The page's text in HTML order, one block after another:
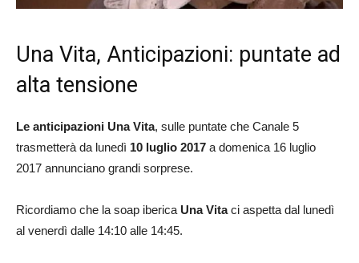
Una Vita, Anticipazioni: puntate ad
alta tensione
Le anticipazioni Una Vita, sulle puntate che Canale 5
trasmetterà da lunedì 10 luglio 2017 a domenica 16 luglio
2017 annunciano grandi sorprese.
Ricordiamo che la soap iberica Una Vitaci aspetta dal lunedì
al venerdì dalle 14:10 alle 14:45.